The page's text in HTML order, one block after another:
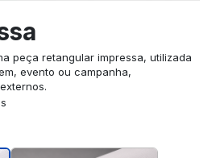
peça retangular impressa, utilizada
evento ou campanha,